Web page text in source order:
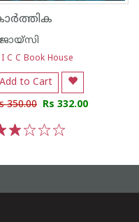
I C C Book House
Add to Cart
350.00 Rs 332.00